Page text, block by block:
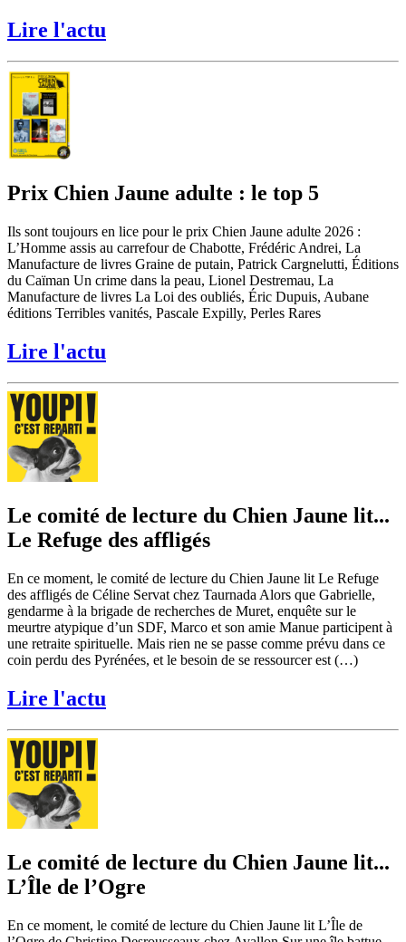
Lire l'actu
Prix Chien Jaune adulte : le top 5
Ils sont toujours en lice pour le prix Chien Jaune adulte 2026 :
L’Homme assis au carrefour de Chabotte, Frédéric Andrei, La
Manufacture de livres Graine de putain, Patrick Cargnelutti, Éditions
du Caïman Un crime dans la peau, Lionel Destremau, La
Manufacture de livres La Loi des oubliés, Éric Dupuis, Aubane
éditions Terribles vanités, Pascale Expilly, Perles Rares
Lire l'actu
Le comité de lecture du Chien Jaune lit...
Le Refuge des affligés
En ce moment, le comité de lecture du Chien Jaune lit Le Refuge
des affligés de Céline Servat chez Taurnada Alors que Gabrielle,
gendarme à la brigade de recherches de Muret, enquête sur le
meurtre atypique d’un SDF, Marco et son amie Manue participent à
une retraite spirituelle. Mais rien ne se passe comme prévu dans ce
coin perdu des Pyrénées, et le besoin de se ressourcer est (…)
Lire l'actu
Le comité de lecture du Chien Jaune lit...
L’Île de l’Ogre
En ce moment, le comité de lecture du Chien Jaune lit L’Île de